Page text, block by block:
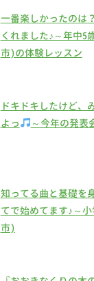
一番楽しかったのは
くれました♪～年中5
市)の体験レッスン
ドキドキしたけど、
よっ
～今年の発表
知ってる曲と基礎を
てで始めてます♪～
市)